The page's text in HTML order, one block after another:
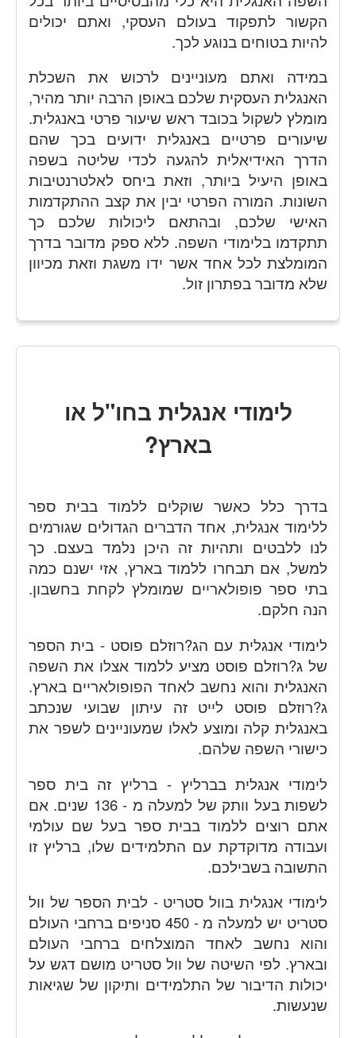
הקשור לתפקוד בעולם העסקי, ואתם יכולים
להיות בטוחים בנוגע לכך.
במידה ואתם מעוניינים לרכוש את השכלת
האנגלית העסקית שלכם באופן הרבה יותר מהיר,
מומלץ לשקול בכובד ראש שיעור פרטי באנגלית.
שיעורים פרטיים באנגלית ידועים בכך שהם
הדרך האידיאלית להגעה לכדי שליטה בשפה
באופן היעיל ביותר, וזאת ביחס לאלטרנטיבות
השונות. המורה הפרטי יבין את קצב ההתקדמות
האישי שלכם, ובהתאם ליכולות שלכם כך
תתקדמו בלימודי השפה. ללא ספק מדובר בדרך
המומלצת לכל אחד אשר ידו משגת וזאת מכיוון
שלא מדובר בפתרון זול.
לימודי אנגלית בחו"ל או
בארץ?
בדרך כלל כאשר שוקלים ללמוד בבית ספר
ללימוד אנגלית, אחד הדברים הגדולים שגורמים
לנו ללבטים ותהיות זה היכן נלמד בעצם. כך
למשל, אם תבחרו ללמוד בארץ, אזי ישנם כמה
בתי ספר פופולאריים שמומלץ לקחת בחשבון.
הנה חלקם.
לימודי אנגלית עם הג?רוזלם פוסט - בית הספר
של ג?רוזלם פוסט מציע ללמוד אצלו את השפה
האנגלית והוא נחשב לאחד הפופולאריים בארץ.
ג?רוזלם פוסט לייט זה עיתון שבועי שנכתב
באנגלית קלה ומוצע לאלו שמעוניינים לשפר את
כישורי השפה שלהם.
לימודי אנגלית בברליץ - ברליץ זה בית ספר
לשפות בעל וותק של למעלה מ - 136 שנים. אם
אתם רוצים ללמוד בבית ספר בעל שם עולמי
ועבודה מדוקדקת עם התלמידים שלו, ברליץ זו
התשובה בשבילכם.
לימודי אנגלית בוול סטריט - לבית הספר של וול
סטריט יש למעלה מ - 450 סניפים ברחבי העולם
והוא נחשב לאחד המוצלחים ברחבי העולם
ובארץ. לפי השיטה של וול סטריט מושם דגש על
יכולות הדיבור של התלמידים ותיקון של שגיאות
שנעשות.